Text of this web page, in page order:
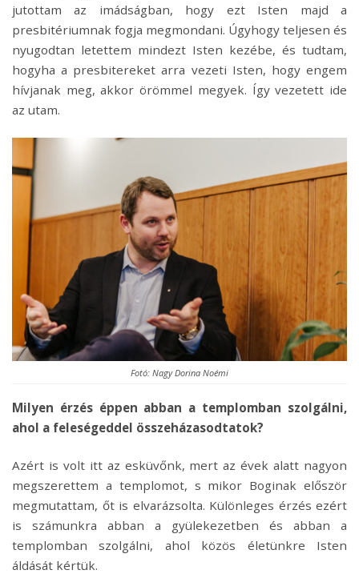
jutottam az imádságban, hogy ezt Isten majd a
presbitériumnak fogja megmondani. Úgyhogy teljesen és
nyugodtan letettem mindezt Isten kezébe, és tudtam,
hogyha a presbitereket arra vezeti Isten, hogy engem
hívjanak meg, akkor örömmel megyek. Így vezetett ide
az utam.
Fotó: Nagy Dorina Noémi
Milyen érzés éppen abban a templomban szolgálni,
ahol a feleségeddel összeházasodtatok?
Azért is volt itt az esküvőnk, mert az évek alatt nagyon
megszerettem a templomot, s mikor Boginak először
megmutattam, őt is elvarázsolta. Különleges érzés ezért
is számunkra abban a gyülekezetben és abban a
templomban szolgálni, ahol közös életünkre Isten
áldását kértük.